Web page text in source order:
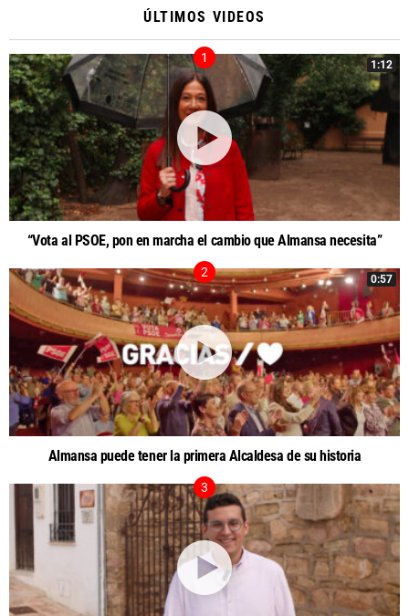
ÚLTIMOS VIDEOS
1:12
“Vota al PSOE, pon en marcha el cambio que Almansa necesita”
0:57
Almansa puede tener la primera Alcaldesa de su historia